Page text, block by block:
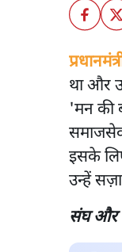
था और
'मन की
इसके
उन्हें
संघ और